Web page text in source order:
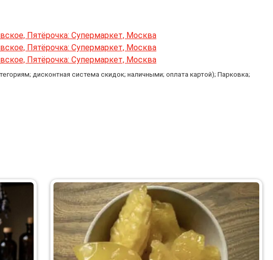
дисконтная система скидок; наличными; оплата картой); Парковка;